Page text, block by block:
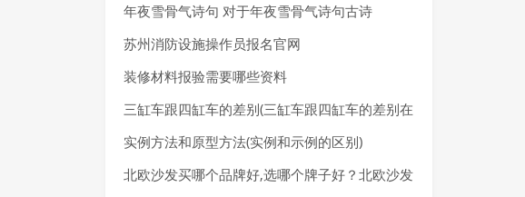
样
年夜雪骨气诗句 对于年夜雪骨气诗句古诗
苏州消防设施操作员报名官网
装修材料报验需要哪些资料
三缸车跟四缸车的差别(三缸车跟四缸车的差别在
那里)
实例方法和原型方法(实例和示例的区别)
北欧沙发买哪个品牌好,选哪个牌子好？北欧沙发